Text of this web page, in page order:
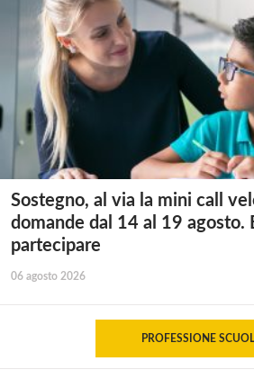
Sostegno, al via la mini call
domande dal 14 al 19 agosto.
partecipare
06 agosto 2026
PROFESSIONE